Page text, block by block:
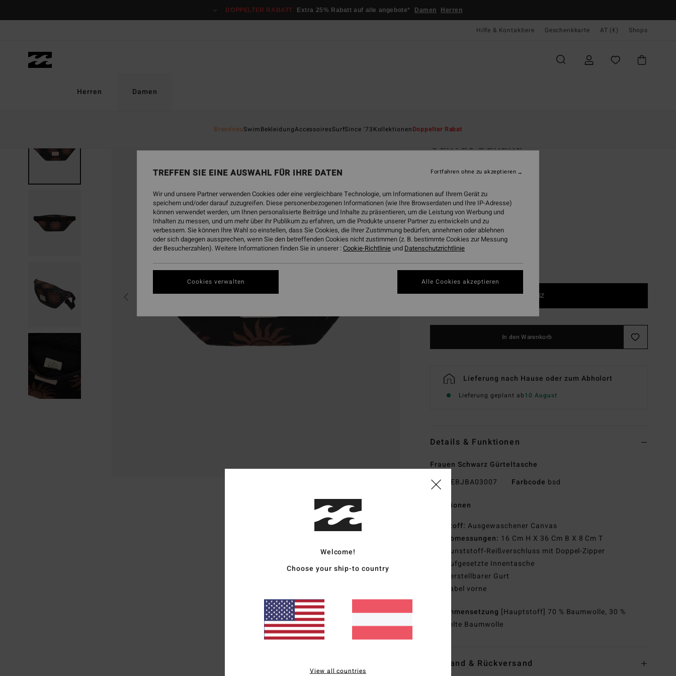
DOPPELTER RABATT Extra 25% Rabatt auf alle angebote* Damen Herren
Hilfe & Kontaktiere Geschenkkarte AT (€) Shops
Herren Damen
BrandneuSwimBekleidungAccessoiresSurfSince '73KollektionenDoppelter Rabat
Canvas Banana
FarbeBlack Sands
1SZ
In den Warenkorb
Lieferung nach Hause oder zum Abholort
Lieferung geplant ab10 August
Details & Funktionen
Frauen Schwarz Gürteltasche
Style
EBJBA03007 Farbcode bsd
Funktionen
Stoff: Ausgewaschener Canvas
Abmessungen: 16 Cm H X 36 Cm B X 8 Cm T
Kunststoff-Reißverschluss mit Doppel-Zipper
Aufgesetzte Innentasche
Verstellbarer Gurt
Label vorne
Zusammensetzung [Hauptstoff] 70 % Baumwolle, 30 %
recycelte Baumwolle
Versand & Rückversand
Welcome!
Choose your ship-to country
View all countries
TREFFEN SIE EINE AUSWAHL FÜR IHRE DATEN
Wir und unsere Partner verwenden Cookies oder eine vergleichbare Technologie, um Informationen auf Ihrem Gerät zu
speichern und/oder darauf zuzugreifen. Diese personenbezogenen Informationen (wie Ihre Browserdaten und Ihre IP-Adresse)
können verwendet werden, um Ihnen personalisierte Beiträge und Inhalte zu präsentieren, um die Leistung von Werbung und
Inhalten zu messen, und um mehr über ihr Publikum zu erfahren, um die Produkte unserer Partner zu entwickeln und zu
verbessern. Sie können Ihre Wahl so einstellen, dass Sie Cookies, die Ihrer Zustimmung bedürfen, annehmen oder ablehnen
oder sich dagegen aussprechen, wenn Sie den betreffenden Cookies nicht zustimmen (z. B. bestimmte Cookies zur Messung
der Besucherzahlen). Weitere Informationen finden Sie in unserer :Cookie-Richtlinie und Datenschutzrichtlinie
Cookies verwalten
Fortfahren ohne zu akzeptieren
Alle Cookies akzeptieren